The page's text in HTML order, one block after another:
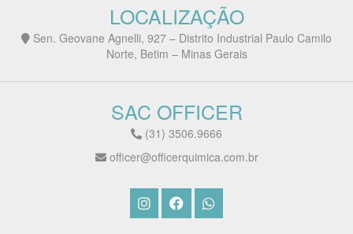
LOCALIZAÇÃO
Sen. Geovane Agnelli, 927 – Distrito Industrial Paulo Camilo
Norte, Betim – Minas Gerais
SAC OFFICER
(31) 3506.9666
officer@officerquimica.com.br